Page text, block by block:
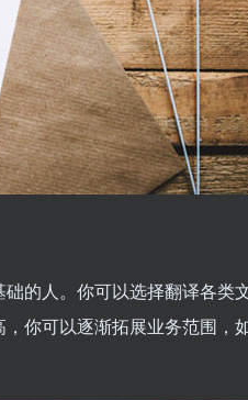
的人。你可以选择翻译各类
你可以逐渐拓展业务范围，